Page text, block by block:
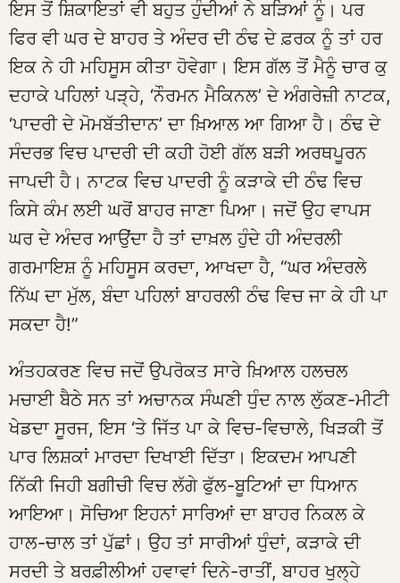
ਇਸ ਤੋਂ ਸ਼ਿਕਾਇਤਾਂ ਵੀ ਬਹੁਤ ਹੁੰਦੀਆਂ ਨੇ ਬੜਿਆਂ ਨੂੰ। ਪਰ
ਫਿਰ ਵੀ ਘਰ ਦੇ ਬਾਹਰ ਤੇ ਅੰਦਰ ਦੀ ਠੰਢ ਦੇ ਫ਼ਰਕ ਨੂੰ ਤਾਂ ਹਰ
ਇਕ ਨੇ ਹੀ ਮਹਿਸੂਸ ਕੀਤਾ ਹੋਵੇਗਾ। ਇਸ ਗੱਲ ਤੋਂ ਮੈਨੂੰ ਚਾਰ ਕੁ
ਦਹਾਕੇ ਪਹਿਲਾਂ ਪੜ੍ਹੇ, ‘ਨੌਰਮਨ ਮੈਕਿਨਲ’ ਦੇ ਅੰਗਰੇਜ਼ੀ ਨਾਟਕ,
‘ਪਾਦਰੀ ਦੇ ਮੋਮਬੱਤੀਦਾਨ’ ਦਾ ਖ਼ਿਆਲ ਆ ਗਿਆ ਹੈ। ਠੰਢ ਦੇ
ਸੰਦਰਭ ਵਿਚ ਪਾਦਰੀ ਦੀ ਕਹੀ ਹੋਈ ਗੱਲ ਬੜੀ ਅਰਥਪੂਰਨ
ਜਾਪਦੀ ਹੈ। ਨਾਟਕ ਵਿਚ ਪਾਦਰੀ ਨੂੰ ਕੜਾਕੇ ਦੀ ਠੰਢ ਵਿਚ
ਕਿਸੇ ਕੰਮ ਲਈ ਘਰੋਂ ਬਾਹਰ ਜਾਣਾ ਪਿਆ। ਜਦੋਂ ਉਹ ਵਾਪਸ
ਘਰ ਦੇ ਅੰਦਰ ਆਉਂਦਾ ਹੈ ਤਾਂ ਦਾਖ਼ਲ ਹੁੰਦੇ ਹੀ ਅੰਦਰਲੀ
ਗਰਮਾਇਸ਼ ਨੂੰ ਮਹਿਸੂਸ ਕਰਦਾ, ਆਖਦਾ ਹੈ, “ਘਰ ਅੰਦਰਲੇ
ਨਿੱਘ ਦਾ ਮੁੱਲ, ਬੰਦਾ ਪਹਿਲਾਂ ਬਾਹਰਲੀ ਠੰਢ ਵਿਚ ਜਾ ਕੇ ਹੀ ਪਾ
ਸਕਦਾ ਹੈ!”
ਅੰਤਹਕਰਣ ਵਿਚ ਜਦੋਂ ਉਪਰੋਕਤ ਸਾਰੇ ਖ਼ਿਆਲ ਹਲਚਲ
ਮਚਾਈ ਬੈਠੇ ਸਨ ਤਾਂ ਅਚਾਨਕ ਸੰਘਣੀ ਧੁੰਦ ਨਾਲ ਲੁੱਕਣ-ਮੀਟੀ
ਖੇਡਦਾ ਸੂਰਜ, ਇਸ ‘ਤੇ ਜਿੱਤ ਪਾ ਕੇ ਵਿਚ-ਵਿਚਾਲੇ, ਖਿੜਕੀ ਤੋਂ
ਪਾਰ ਲਿਸ਼ਕਾਂ ਮਾਰਦਾ ਦਿਖਾਈ ਦਿੱਤਾ। ਇਕਦਮ ਆਪਣੀ
ਨਿੱਕੀ ਜਿਹੀ ਬਗੀਚੀ ਵਿਚ ਲੱਗੇ ਫੁੱਲ-ਬੂਟਿਆਂ ਦਾ ਧਿਆਨ
ਆਇਆ। ਸੋਚਿਆ ਇਹਨਾਂ ਸਾਰਿਆਂ ਦਾ ਬਾਹਰ ਨਿਕਲ ਕੇ
ਹਾਲ-ਚਾਲ ਤਾਂ ਪੁੱਛਾਂ। ਉਹ ਤਾਂ ਸਾਰੀਆਂ ਧੁੰਦਾਂ, ਕੜਾਕੇ ਦੀ
ਸਰਦੀ ਤੇ ਬਰਫ਼ੀਲੀਆਂ ਹਵਾਵਾਂ ਦਿਨੇ-ਰਾਤੀਂ, ਬਾਹਰ ਖੁਲ੍ਹੇ